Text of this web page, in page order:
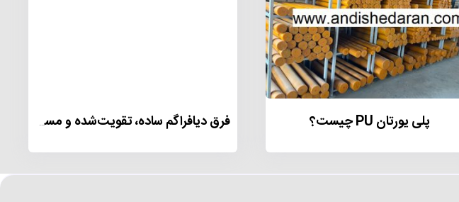
پلی یورتان PU چیست؟ فرق دیافراگم ساده، تقویت‌شده و مسلح در پمپ‌های صنعتی چیست؟